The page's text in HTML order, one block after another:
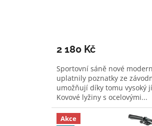
2 180 Kč
Sportovní sáně nové
uplatnily poznatky ze
umožňují díky tomu vysoký
Kovové lyžiny s ocelovými...
Akce